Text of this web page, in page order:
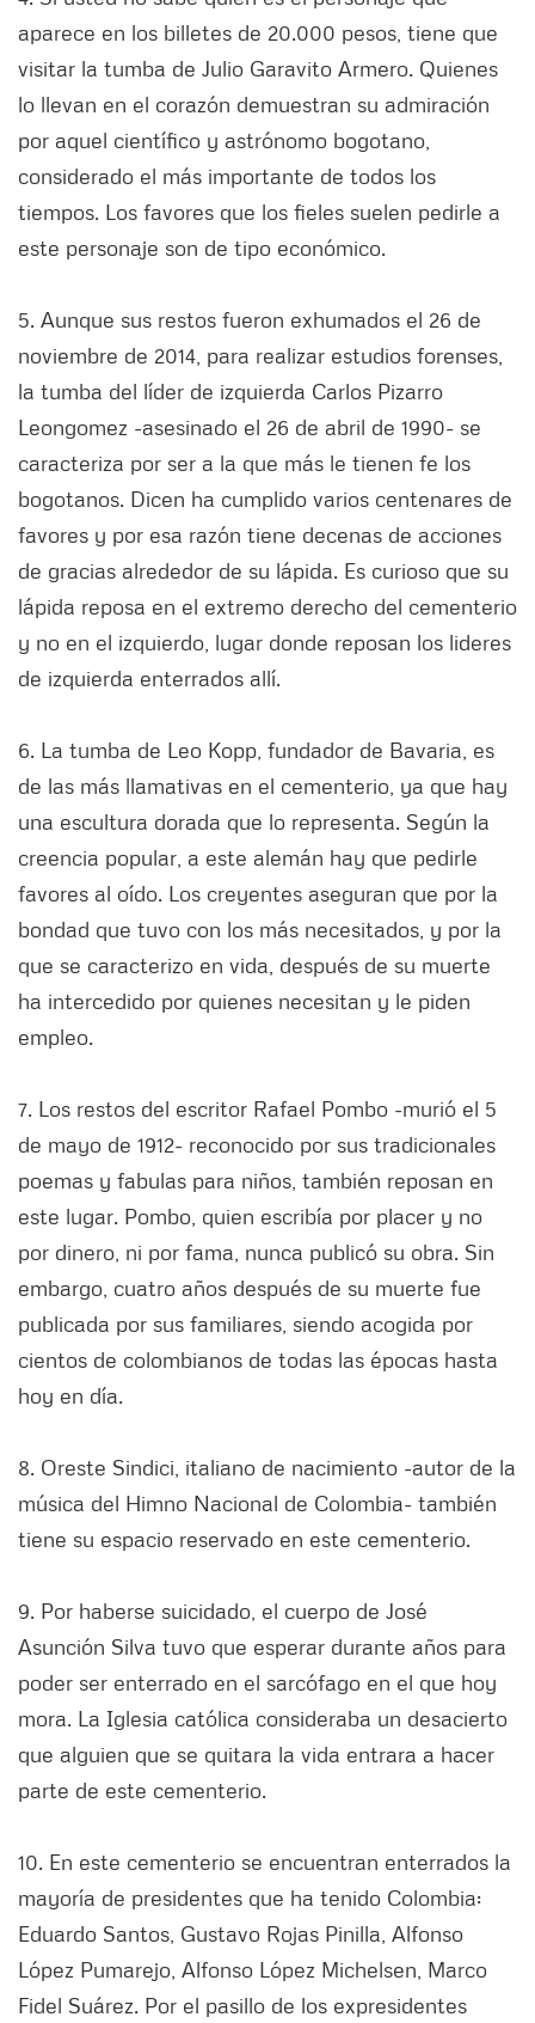
aparece en los billetes de 20.000 pesos, tiene que
visitar la tumba de Julio Garavito Armero. Quienes
lo llevan en el corazón demuestran su admiración
por aquel científico y astrónomo bogotano,
considerado el más importante de todos los
tiempos. Los favores que los fieles suelen pedirle a
este personaje son de tipo económico.
5. Aunque sus restos fueron exhumados el 26 de
noviembre de 2014, para realizar estudios forenses,
la tumba del líder de izquierda Carlos Pizarro
Leongomez -asesinado el 26 de abril de 1990- se
caracteriza por ser a la que más le tienen fe los
bogotanos. Dicen ha cumplido varios centenares de
favores y por esa razón tiene decenas de acciones
de gracias alrededor de su lápida. Es curioso que su
lápida reposa en el extremo derecho del cementerio
y no en el izquierdo, lugar donde reposan los lideres
de izquierda enterrados allí.
6. La tumba de Leo Kopp, fundador de Bavaria, es
de las más llamativas en el cementerio, ya que hay
una escultura dorada que lo representa. Según la
creencia popular, a este alemán hay que pedirle
favores al oído. Los creyentes aseguran que por la
bondad que tuvo con los más necesitados, y por la
que se caracterizo en vida, después de su muerte
ha intercedido por quienes necesitan y le piden
empleo.
7. Los restos del escritor Rafael Pombo -murió el 5
de mayo de 1912- reconocido por sus tradicionales
poemas y fabulas para niños, también reposan en
este lugar. Pombo, quien escribía por placer y no
por dinero, ni por fama, nunca publicó su obra. Sin
embargo, cuatro años después de su muerte fue
publicada por sus familiares, siendo acogida por
cientos de colombianos de todas las épocas hasta
hoy en día.
8. Oreste Sindici, italiano de nacimiento -autor de la
música del Himno Nacional de Colombia- también
tiene su espacio reservado en este cementerio.
9. Por haberse suicidado, el cuerpo de José
Asunción Silva tuvo que esperar durante años para
poder ser enterrado en el sarcófago en el que hoy
mora. La Iglesia católica consideraba un desacierto
que alguien que se quitara la vida entrara a hacer
parte de este cementerio.
10. En este cementerio se encuentran enterrados la
mayoría de presidentes que ha tenido Colombia:
Eduardo Santos, Gustavo Rojas Pinilla, Alfonso
López Pumarejo, Alfonso López Michelsen, Marco
Fidel Suárez. Por el pasillo de los expresidentes